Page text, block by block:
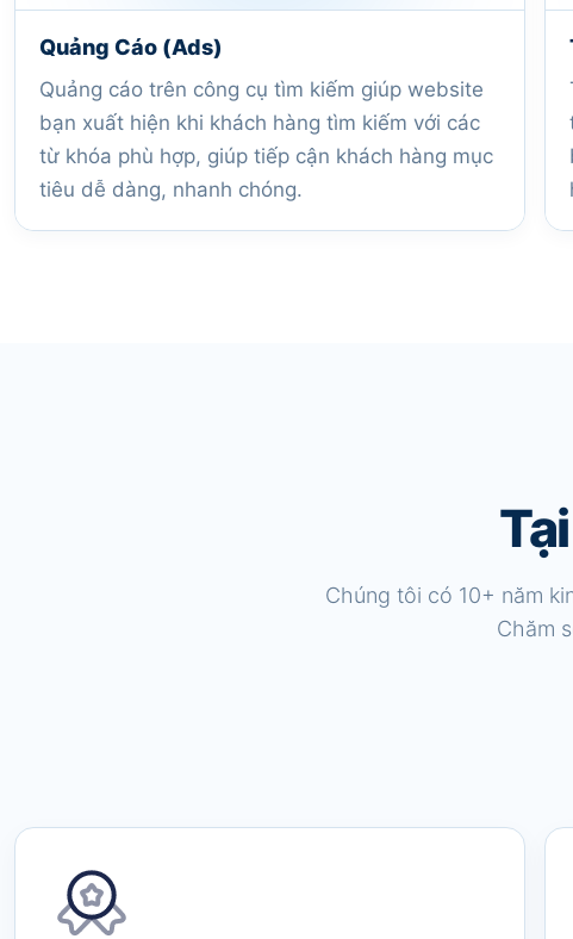
Quảng Cáo (Ads)
Quảng cáo trên công cụ tìm kiếm giúp website
bạn xuất hiện khi khách hàng tìm kiếm với các
từ khóa phù hợp, giúp tiếp cận khách hàng mục
tiêu dễ dàng, nhanh chóng.
Chúng tôi có 10+ năm
Chăm